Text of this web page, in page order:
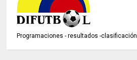
Programaciones - resultados -clasificación